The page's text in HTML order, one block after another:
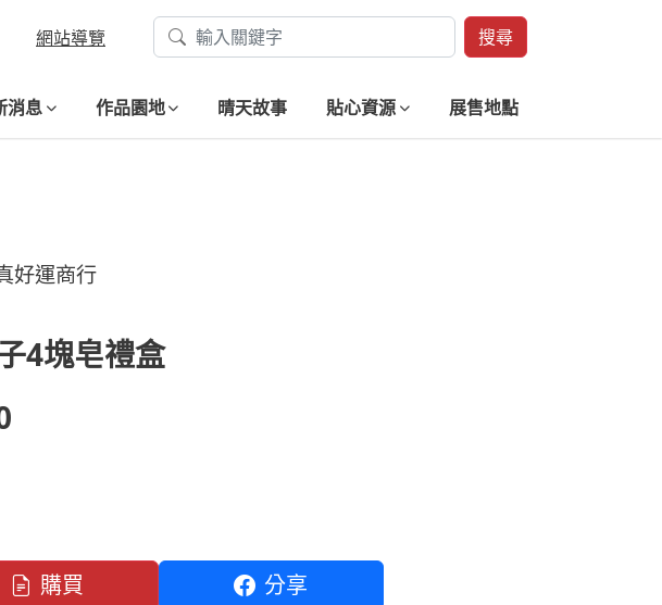
網站導覽 搜尋
消息 作品園地 晴天故事 貼心資源
展售地點
好運商行
4塊皂禮盒
購買 分享